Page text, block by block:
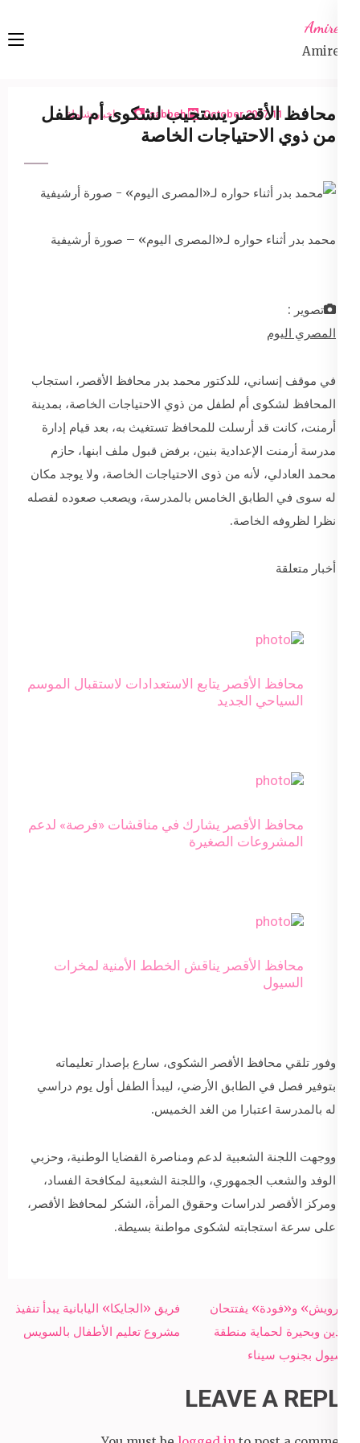
content
Amireta
Amireta
11 October 2017
sabbeh اخبار شاملة
محافظ الأقصر يستجيب لشكوى أم لطفل
من ذوي الاحتياجات الخاصة
محمد بدر أثناء حواره لـ«المصرى اليوم» – صورة أرشيفية
تصوير :
المصري اليوم
في موقف إنساني، للدكتور محمد بدر محافظ الأقصر، استجاب
المحافظ لشكوى أم لطفل من ذوي الاحتياجات الخاصة، بمدينة
أرمنت، كانت قد أرسلت للمحافظ تستغيث به، بعد قيام إدارة
مدرسة أرمنت الإعدادية بنين، برفض قبول ملف ابنها، حازم
محمد العادلي، لأنه من ذوى الاحتياجات الخاصة، ولا يوجد مكان
له سوى في الطابق الخامس بالمدرسة، ويصعب صعوده لفصله
نظرا لظروفه الخاصة.
أخبار متعلقة
محافظ الأقصر يتابع الاستعدادات لاستقبال الموسم
السياحي الجديد
محافظ الأقصر يشارك في مناقشات «فرصة» لدعم
المشروعات الصغيرة
محافظ الأقصر يناقش الخطط الأمنية لمخرات
السيول
وفور تلقي محافظ الأقصر الشكوى، سارع بإصدار تعليماته
بتوفير فصل في الطابق الأرضي، ليبدأ الطفل أول يوم دراسي
له بالمدرسة اعتبارا من الغد الخميس.
ووجهت اللجنة الشعبية لدعم ومناصرة القضايا الوطنية، وحزبي
الوفد والشعب الجمهوري، واللجنة الشعبية لمكافحة الفساد،
ومركز الأقصر لدراسات وحقوق المرأة، الشكر لمحافظ الأقصر،
على سرعة استجابته لشكوى مواطنة بسيطة.
Post
navigation
فريق «الجايكا» اليابانية يبدأ تنفيذ
مشروع تعليم الأطفال بالسويس
«درويش» و«فودة» يفتتحان
سدين وبحيرة لحماية منطقة
السيول بجنوب سيناء
LEAVE A REPLY